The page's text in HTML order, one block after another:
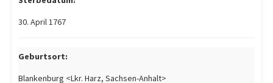
30. April 1767
Geburtsort:
Blankenburg <Lkr. Harz, Sachsen-Anhalt>